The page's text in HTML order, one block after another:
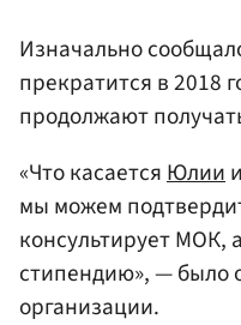
Изначально
прекратится в 2018
продолжают
«Что касаетсяЮлии
мы можем
консультирует МОК,
стипендию», — было
организации.